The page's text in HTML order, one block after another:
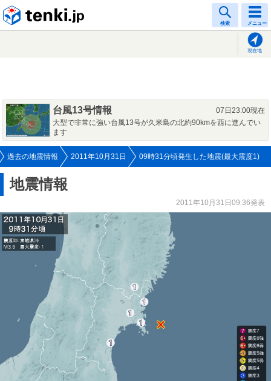
検索 メニュー
現在地
台風13号情報
07日23:00現在
大型で非常に強い台風13号が久米島の北約90kmを西に進んでい
ます
過去の地震情報 2011年10月31日 09時31分頃発生した地震(最大震度1)
地震情報
2011年10月31日09:36発表